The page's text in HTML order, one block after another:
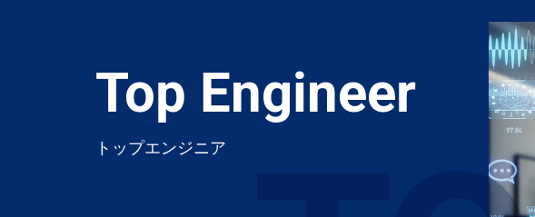
Top Engineer
トップエンジニア